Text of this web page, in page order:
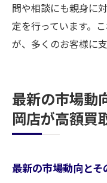
問や相談にも親身に
定を行っています。
が、多くのお客様に
最新の市場動
岡店が高額買
最新の市場動向とそ